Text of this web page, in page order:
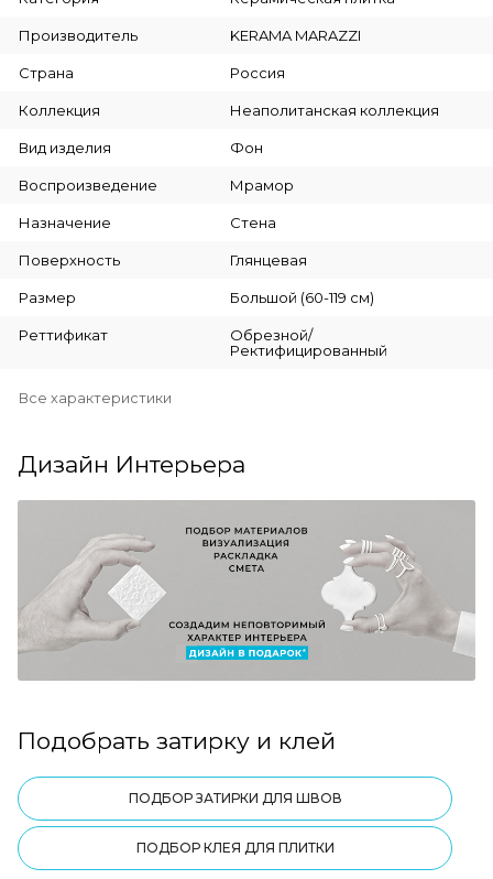
Производитель KERAMA MARAZZI
Страна Россия
Коллекция Неаполитанская коллекция
Вид изделия Фон
Воспроизведение Мрамор
Назначение Стена
Поверхность Глянцевая
Размер Большой (60-119 см)
Реттификат
Обрезной/
Ректифицированный
Все характеристики
Дизайн Интерьера
Подобрать затирку и клей
ПОДБОР ЗАТИРКИ ДЛЯ ШВОВ
ПОДБОР КЛЕЯ ДЛЯ ПЛИТКИ